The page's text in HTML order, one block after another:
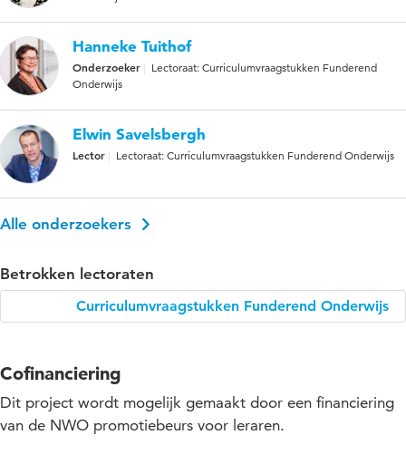
Hanneke Tuithof
Onderzoeker
Lectoraat: Curriculumvraagstukken Funderend
Onderwijs
Elwin Savelsbergh
Lector Lectoraat: Curriculumvraagstukken Funderend Onderwijs
Alle onderzoekers
Betrokken lectoraten
Curriculumvraagstukken Funderend Onderwijs
Cofinanciering
Dit project wordt mogelijk gemaakt door een financiering
van de NWO promotiebeurs voor leraren.